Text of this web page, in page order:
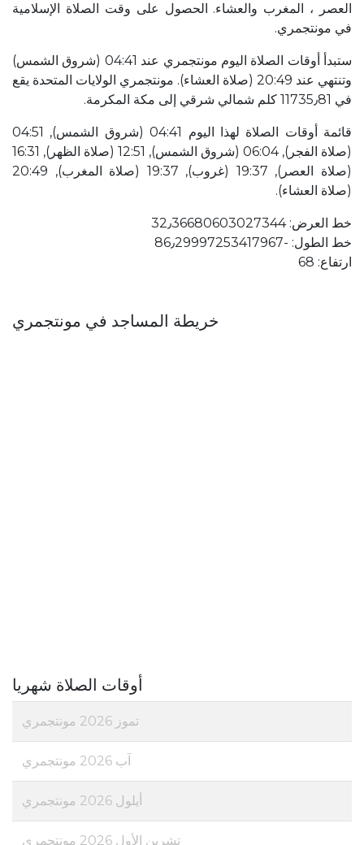
العصر ، المغرب والعشاء. الحصول على وقت الصلاة الإسلامية
في مونتجمري.
ستبدأ أوقات الصلاة اليوم مونتجمري عند 04:41 (شروق الشمس)
وتنتهي عند 20:49 (صلاة العشاء). مونتجمري الولايات المتحدة يقع
في 11735٫81 كلم شمالي شرقي إلى مكة المكرمة.
قائمة أوقات الصلاة لهذا اليوم 04:41 (شروق الشمس), 04:51
(صلاة الفجر), 06:04 (شروق الشمس), 12:51 (صلاة الظهر), 16:31
(صلاة العصر), 19:37 (غروب), 19:37 (صلاة المغرب), 20:49
(صلاة العشاء).
خط العرض: 32٫36680603027344
خط الطول: ؜-86٫29997253417967
ارتفاع: 68
خريطة المساجد في مونتجمري
أوقات الصلاة شهريا
تموز 2026 مونتجمري
آب 2026 مونتجمري
أيلول 2026 مونتجمري
تشرين الأول 2026 مونتجمري